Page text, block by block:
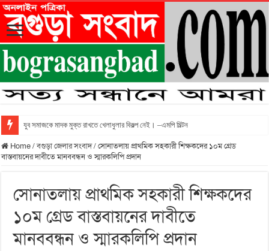
যুব সমাজকে মাদক মুক্ত রাখতে খেলাধুলার বিকল্প নেই। –এমপি মিল্টন
Home/বগুড়া জেলার সংবাদ/সোনাতলায় প্রাথমিক সহকারী শিক্ষকদের ১০ম গ্রেড
বাস্তবায়নের দাবীতে মানববন্ধন ও স্মারকলিপি প্রদান
সোনাতলায় প্রাথমিক সহকারী শিক্ষকদের
১০ম গ্রেড বাস্তবায়নের দাবীতে
মানববন্ধন ও স্মারকলিপি প্রদান